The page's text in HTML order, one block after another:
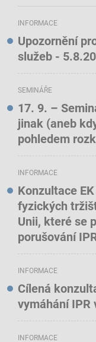
INFORMACE
Upozornění
služeb -
SEMINÁŘE
17. 9. –
jinak (aneb
pohledem
INFORMACE
Konzultace
fyzických
Unii, které se
porušování
INFORMACE
Cílená
vymáhání IPR
INFORMACE